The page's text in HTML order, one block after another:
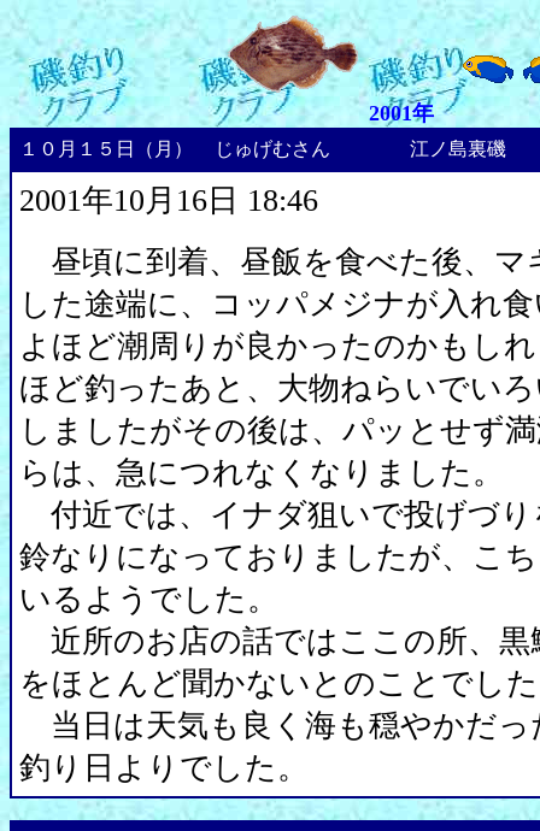
2001年
１０月１５日（月） じゅげむさん 江ノ島裏磯
2001年10月16日 18:46
昼頃に到着、昼飯を食べた後、マ
した途端に、コッパメジナが入れ
よほど潮周りが良かったのかもし
ほど釣ったあと、大物ねらいでい
しましたがその後は、パッとせず
らは、急につれなくなりました。
付近では、イナダ狙いで投げづ
鈴なりになっておりましたが、こ
いるようでした。
近所のお店の話ではここの所、黒
をほとんど聞かないとのことでし
当日は天気も良く海も穏やかだっ
釣り日よりでした。